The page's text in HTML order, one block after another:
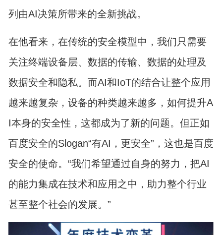
列由AI决策所带来的全新挑战。
在他看来，在传统的安全模型中，我们只需要
关注终端设备层、数据的传输、数据的处理及
数据安全和隐私。而AI和IoT的结合让整个应用
越来越复杂，设备的种类越来越多，如何提升A
I本身的安全性，这都成为了新的问题。但正如
百度安全的Slogan“有AI，更安全”，这也是百度
安全的使命。“我们希望通过自身的努力，把AI
的能力集成在技术和应用之中，助力整个行业
甚至整个社会的发展。”